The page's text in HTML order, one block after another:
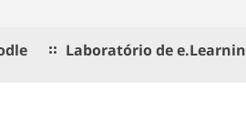
Laboratório de